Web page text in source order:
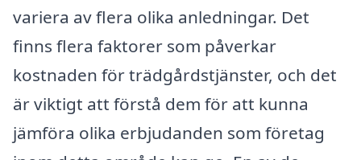
variera av flera olika anledningar. Det
finns flera faktorer som påverkar
kostnaden för trädgårdstjänster, och det
är viktigt att förstå dem för att kunna
jämföra olika erbjudanden som företag